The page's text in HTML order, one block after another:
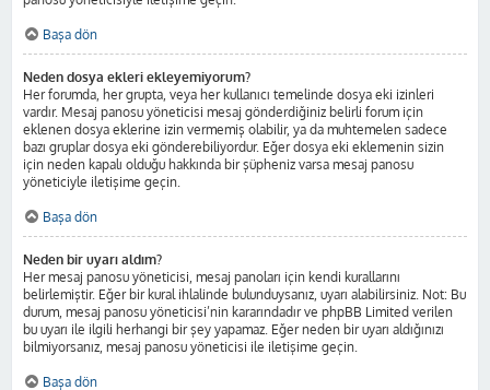
Başa dön
Neden dosya ekleri ekleyemiyorum?
Her forumda, her grupta, veya her kullanıcı temelinde dosya eki izinleri
vardır. Mesaj panosu yöneticisi mesaj gönderdiğiniz belirli forum için
eklenen dosya eklerine izin vermemiş olabilir, ya da muhtemelen sadece
bazı gruplar dosya eki gönderebiliyordur. Eğer dosya eki eklemenin sizin
için neden kapalı olduğu hakkında bir şüpheniz varsa mesaj panosu
yöneticiyle iletişime geçin.
Başa dön
Neden bir uyarı aldım?
Her mesaj panosu yöneticisi, mesaj panoları için kendi kurallarını
belirlemiştir. Eğer bir kural ihlalinde bulunduysanız, uyarı alabilirsiniz. Not: Bu
durum, mesaj panosu yöneticisi’nin kararındadır ve phpBB Limited verilen
bu uyarı ile ilgili herhangi bir şey yapamaz. Eğer neden bir uyarı aldığınızı
bilmiyorsanız, mesaj panosu yöneticisi ile iletişime geçin.
Başa dön